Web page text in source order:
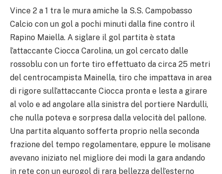
Vince 2 a 1 tra le mura amiche la S.S. Campobasso
Calcio con un gol a pochi minuti dalla fine contro il
Rapino Maiella. A siglare il gol partita è stata
l’attaccante Ciocca Carolina, un gol cercato dalle
rossoblu con un forte tiro effettuato da circa 25 metri
del centrocampista Mainella, tiro che impattava in area
di rigore sull’attaccante Ciocca pronta e lesta a girare
al volo e ad angolare alla sinistra del portiere Nardulli,
che nulla poteva e sorpresa dalla velocità del pallone.
Una partita alquanto sofferta proprio nella seconda
frazione del tempo regolamentare, eppure le molisane
avevano iniziato nel migliore dei modi la gara andando
in rete con un eurogol di rara bellezza dell’esterno